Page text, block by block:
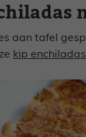
aan tafel
kip